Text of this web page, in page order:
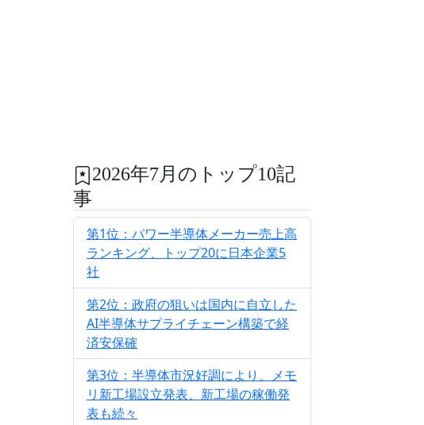
2026年7月のトップ10記
事
第1位：パワー半導体メーカー売上高
ランキング、トップ20に日本企業5
社
第2位：政府の狙いは国内に自立した
AI半導体サプライチェーン構築で経
済安保確
第3位：半導体市況好調により、メモ
リ新工場設立発表、新工場の稼働発
表も続々